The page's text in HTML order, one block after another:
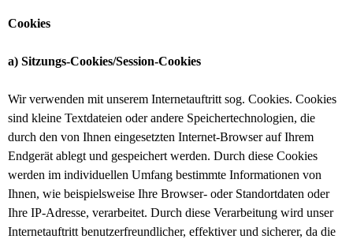
Cookies
a) Sitzungs-Cookies/Session-Cookies
Wir verwenden mit unserem Internetauftritt sog. Cookies. Cookies
sind kleine Textdateien oder andere Speichertechnologien, die
durch den von Ihnen eingesetzten Internet-Browser auf Ihrem
Endgerät ablegt und gespeichert werden. Durch diese Cookies
werden im individuellen Umfang bestimmte Informationen von
Ihnen, wie beispielsweise Ihre Browser- oder Standortdaten oder
Ihre IP-Adresse, verarbeitet. Durch diese Verarbeitung wird unser
Internetauftritt benutzerfreundlicher, effektiver und sicherer, da die